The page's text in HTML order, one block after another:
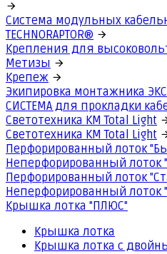
Система модульных
TECHNORAPTOR®
Крепления для
Метизы
Крепеж
Экипировка монтажника
СИСТЕМА для прокладки
Светотехника КМ Total Light
Светотехника КМ Total Light
Перфорированный лоток
Неперфорированный
Перфорированный лоток
Неперфорированный лоток
Крышка лотка "ПЛЮС"
Крышка лотка
Крышка лотка с